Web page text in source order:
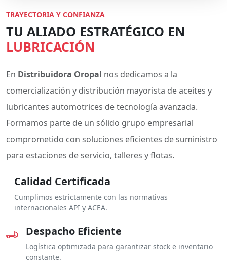
TRAYECTORIA Y CONFIANZA
TU ALIADO ESTRATÉGICO EN
LUBRICACIÓN
En Distribuidora Oropal nos dedicamos a la
comercialización y distribución mayorista de aceites y
lubricantes automotrices de tecnología avanzada.
Formamos parte de un sólido grupo empresarial
comprometido con soluciones eficientes de suministro
para estaciones de servicio, talleres y flotas.
Calidad Certificada
Cumplimos estrictamente con las normativas
internacionales API y ACEA.
Despacho Eficiente
Logística optimizada para garantizar stock e inventario
constante.